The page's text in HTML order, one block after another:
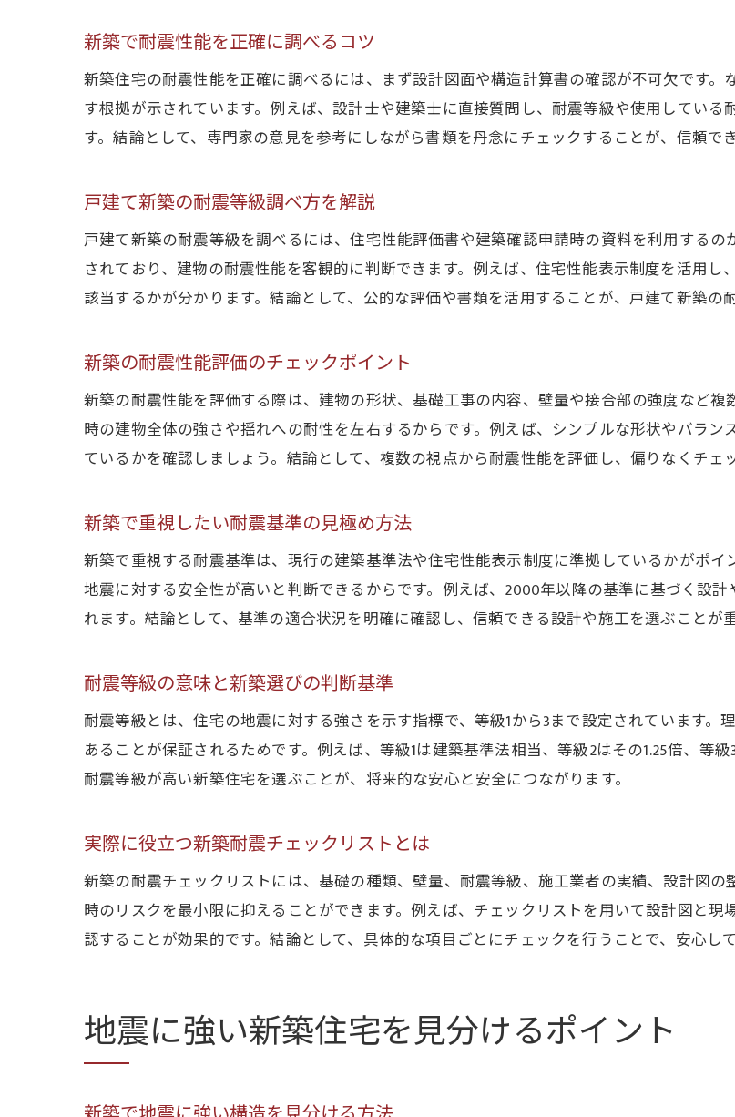
新築と築年数による耐震性能の違い
築年数が新築の耐震性に与える影響
新築ならではの耐震安心ポイントを
安心な暮らしを叶える新築耐震の基礎知
新築の耐震技術と最新基準を徹底解
新築で後悔しないための耐震ポイン
地震に備える新築耐震の知識と実践
新築で耐震性能を正確に調べるコツ
新築住宅の耐震性能を正確に調べるには、まず設計図面や構造計算書の確認が不可欠です
す根拠が示されています。例えば、設計士や建築士に直接質問し、耐震等級や使用してい
す。結論として、専門家の意見を参考にしながら書類を丹念にチェックすることが、信頼で
戸建て新築の耐震等級調べ方を解説
戸建て新築の耐震等級を調べるには、住宅性能評価書や建築確認申請時の資料を利用する
されており、建物の耐震性能を客観的に判断できます。例えば、住宅性能表示制度を活用し
該当するかが分かります。結論として、公的な評価や書類を活用することが、戸建て新築の
新築の耐震性能評価のチェックポイント
新築の耐震性能を評価する際は、建物の形状、基礎工事の内容、壁量や接合部の強度など
時の建物全体の強さや揺れへの耐性を左右するからです。例えば、シンプルな形状やバラ
ているかを確認しましょう。結論として、複数の視点から耐震性能を評価し、偏りなくチェ
新築で重視したい耐震基準の見極め方法
新築で重視する耐震基準は、現行の建築基準法や住宅性能表示制度に準拠しているかがポイ
地震に対する安全性が高いと判断できるからです。例えば、2000年以降の基準に基づく設
れます。結論として、基準の適合状況を明確に確認し、信頼できる設計や施工を選ぶことが重
耐震等級の意味と新築選びの判断基準
耐震等級とは、住宅の地震に対する強さを示す指標で、等級1から3まで設定されています
あることが保証されるためです。例えば、等級1は建築基準法相当、等級2はその1.25倍、等
耐震等級が高い新築住宅を選ぶことが、将来的な安心と安全につながります。
実際に役立つ新築耐震チェックリストとは
新築の耐震チェックリストには、基礎の種類、壁量、耐震等級、施工業者の実績、設計図
時のリスクを最小限に抑えることができます。例えば、チェックリストを用いて設計図と
認することが効果的です。結論として、具体的な項目ごとにチェックを行うことで、安心し
地震に強い新築住宅を見分けるポイント